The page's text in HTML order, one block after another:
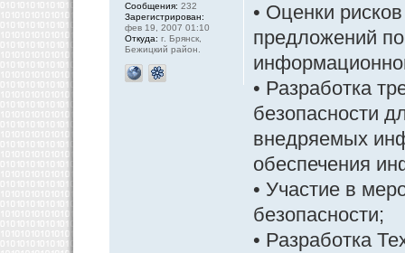
• Оценки
предложений
• Разработка
безопасности
внедряемых
обеспечения
• Участие в
безопасности;
• Разработка
Сообщения: 232
Зарегистрирован:
фев 19, 2007 01:10
Откуда: г. Брянск,
Бежицкий район.